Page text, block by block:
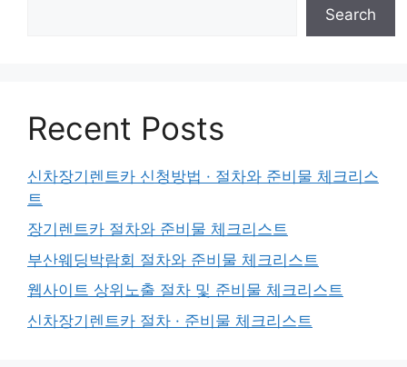
Search
Recent Posts
신차장기렌트카 신청방법 · 절차와 준비물 체크리스
트
장기렌트카 절차와 준비물 체크리스트
부산웨딩박람회 절차와 준비물 체크리스트
웹사이트 상위노출 절차 및 준비물 체크리스트
신차장기렌트카 절차 · 준비물 체크리스트